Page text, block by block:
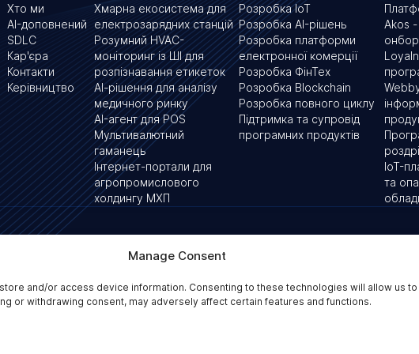
Manage Consent
and/or access device information. Consenting to these technologies will allow us
or withdrawing consent, may adversely affect certain features and functions.
Хто ми
AI-доповнений
SDLC
Кар'єра
Контакти
Керівництво
Хмарна екосистема для
електрозарядних станцій
Розумний HVAC-
моніторинг із ШІ для
розпізнавання етикеток
АІ-рішення для аналізу
медичного ринку
AI-агент для POS
Мультивалютний
гаманець
Інтернет-портали для
агропромислового
холдингу МХП
Розробка IoT
Розробка AI-рішень
Розробка платформи
електронної комерції
Розробка ФінТех
Розробка Blockchain
Розробка повного циклу
Підтримка та супровід
програмних продуктів
Akos
IoT-
та
WC2R 3JF Лондон, Велика Британія